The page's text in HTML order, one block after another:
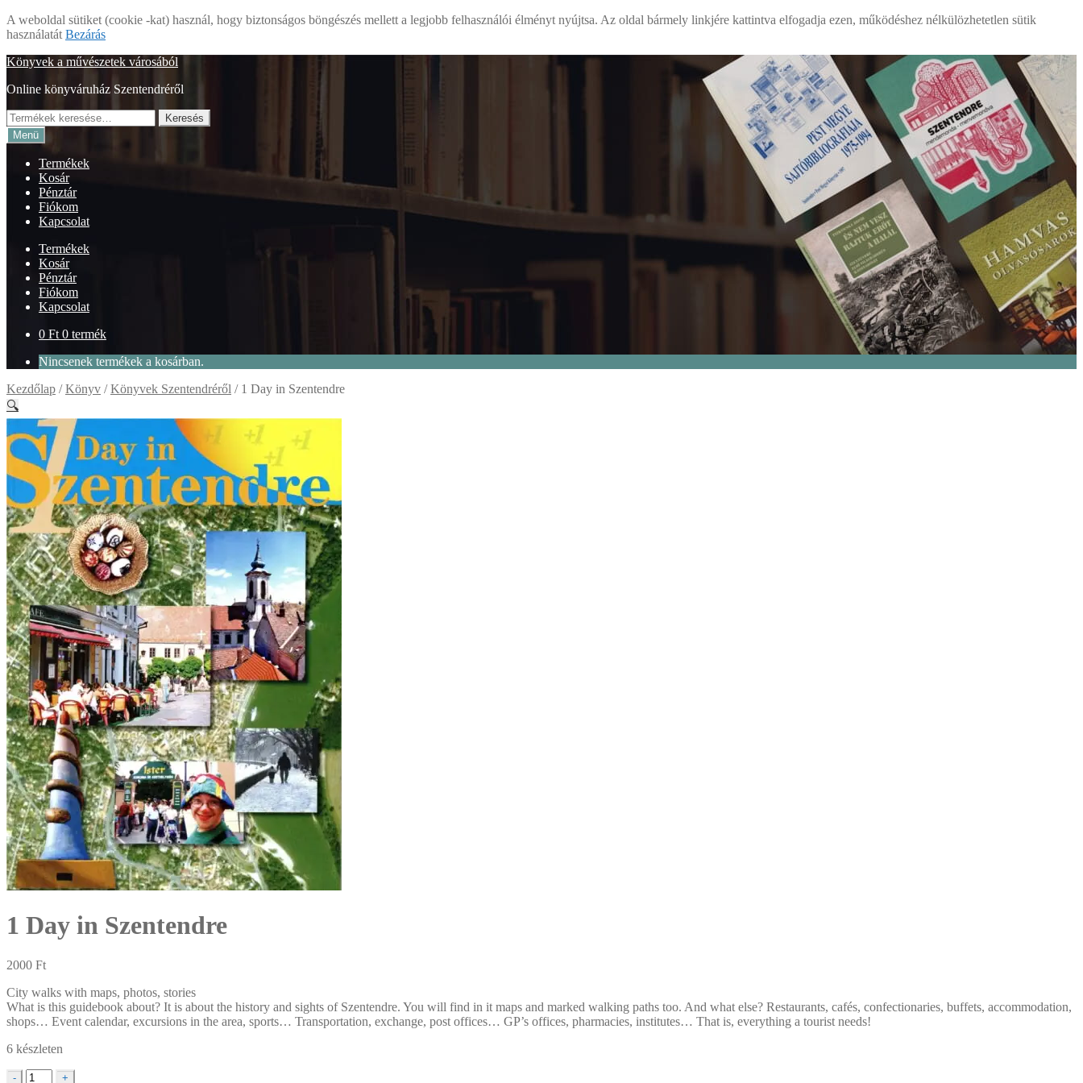
A weboldal sütiket (cookie -kat) használ, hogy biztonságos böngészés mellett a legjobb felhasználói élményt nyújtsa. Az oldal bármely linkjére kattintva elfogadja ezen, működéshez nélkülözhetetlen sütik
használatát Bezárás
Ugrás
navigációhoz
Kilépés
tartalomba
Könyvek a művészetek városából
Online könyváruház Szentendréről
Keresés
a
következőre:
Keresés
Menü
Termékek
Kosár
Pénztár
Fiókom
Kapcsolat
Termékek
Kosár
Pénztár
Fiókom
Kapcsolat
0 Ft 0 termék
Nincsenek termékek a kosárban.
Kezdőlap /Könyv /Könyvek Szentendréről / 1 Day in Szentendre
🔍
1 Day in Szentendre
2000 Ft
City walks with maps, photos, stories
What is this guidebook about? It is about the history and sights of Szentendre. You will find in it maps and marked walking paths too. And what else? Restaurants, cafés, confectionaries, buffets, accommodation,
shops… Event calendar, excursions in the area, sports… Transportation, exchange, post offices… GP’s offices, pharmacies, institutes… That is, everything a tourist needs!
6 készleten
-
1
+